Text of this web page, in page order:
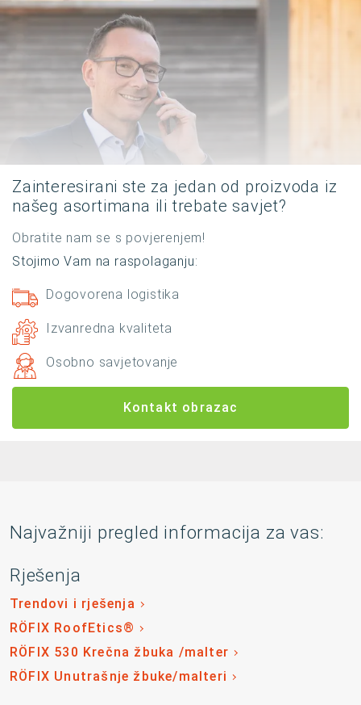
Zainteresirani ste za jedan od proizvoda iz
našeg asortimana ili trebate savjet?
Obratite nam se s povjerenjem!
Stojimo Vam na raspolaganju:
Dogovorena logistika
Izvanredna kvaliteta
Osobno savjetovanje
Kontakt obrazac
Najvažniji pregled informacija za vas:
Rješenja
Trendovi i rješenja
RÖFIX RoofEtics®
RÖFIX 530 Krečna žbuka /malter
RÖFIX Unutrašnje žbuke/malteri